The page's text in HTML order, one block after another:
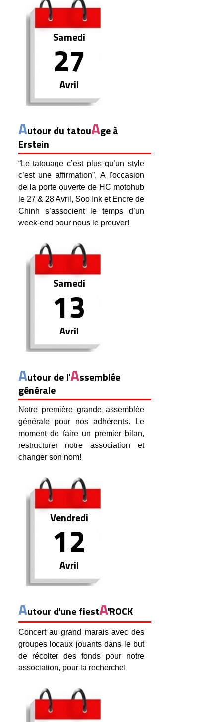
Samedi
27
Avril
Autour du tatouAge à
Erstein
“Le tatouage c’est plus qu’un style
c’est une affirmation”, A l'occasion
de la porte ouverte de HC motohub
le 27 & 28 Avril, Soo Ink et Encre de
Chinh s’associent le temps d’un
week-end pour nous le prouver!
Samedi
13
Avril
Autour de l'Assemblée
générale
Notre première grande assemblée
générale pour nos adhérents. Le
moment de faire un premier bilan,
restructurer notre association et
changer son nom!
Vendredi
12
Avril
Autour d'une fiestA'ROCK
Concert au grand marais avec des
groupes locaux jouants dans le but
de récolter des fonds pour notre
association, pour la recherche!